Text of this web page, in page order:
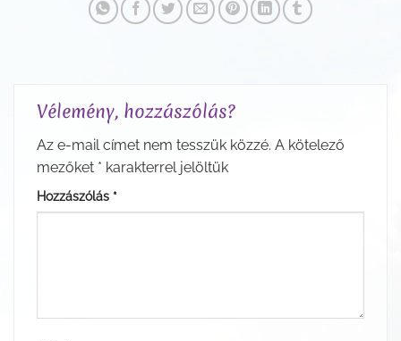
Vélemény, hozzászólás?
Az e-mail címet nem tesszük közzé. A kötelező
mezőket * karakterrel jelöltük
Hozzászólás *